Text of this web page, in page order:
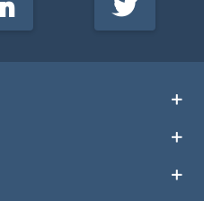
LinkedIn Twitter